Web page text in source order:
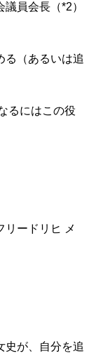
員会長（*2）
る（あるいは追
るにはこの役
リードリヒ メ
史が、自分を追